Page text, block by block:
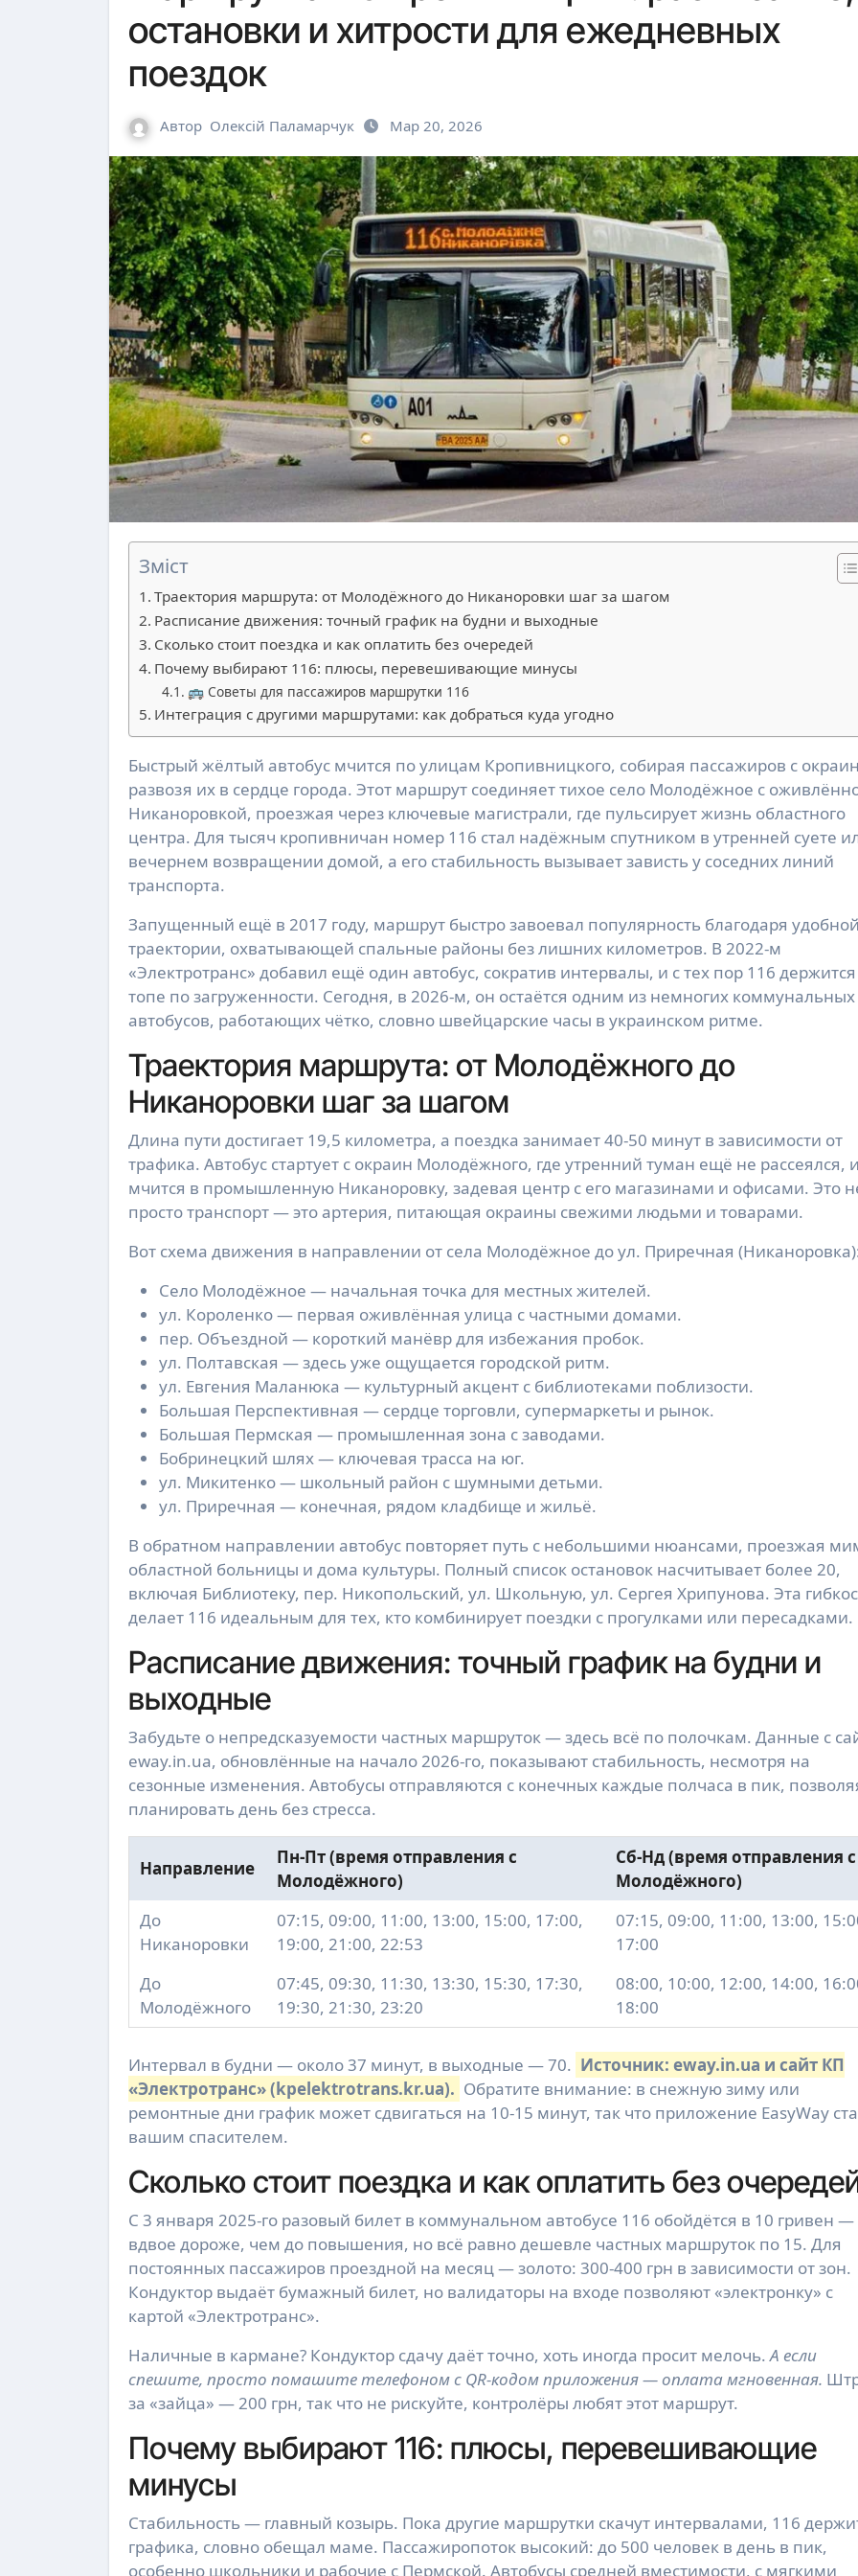
остановки и хитрости для ежедневных
поездок
Автор Олексій Паламарчук Мар 20, 2026
Зміст
Траектория маршрута: от Молодёжного до Никаноровки шаг за шагом
Расписание движения: точный график на будни и выходные
Сколько стоит поездка и как оплатить без очередей
Почему выбирают 116: плюсы, перевешивающие минусы
🚌 Советы для пассажиров маршрутки 116
Интеграция с другими маршрутами: как добраться куда угодно
Быстрый жёлтый автобус мчится по улицам Кропивницкого, собирая пассажиров с окраин и
развозя их в сердце города. Этот маршрут соединяет тихое село Молодёжное с
Никаноровкой, проезжая через ключевые магистрали, где пульсирует жизнь областного
центра. Для тысяч кропивничан номер 116 стал надёжным спутником в утренней суете
вечернем возвращении домой, а его стабильность вызывает зависть у соседних линий
транспорта.
Запущенный ещё в 2017 году, маршрут быстро завоевал популярность благодаря удобной
траектории, охватывающей спальные районы без лишних километров. В 2022-м
«Электротранс» добавил ещё один автобус, сократив интервалы, и с тех пор 116
топе по загруженности. Сегодня, в 2026-м, он остаётся одним из немногих коммунальных
автобусов, работающих чётко, словно швейцарские часы в украинском ритме.
Траектория маршрута: от Молодёжного до
Никаноровки шаг за шагом
Длина пути достигает 19,5 километра, а поездка занимает 40-50 минут в зависимости от
трафика. Автобус стартует с окраин Молодёжного, где утренний туман ещё не рассеялся, и
мчится в промышленную Никаноровку, задевая центр с его магазинами и офисами. Это
просто транспорт — это артерия, питающая окраины свежими людьми и товарами.
Вот схема движения в направлении от села Молодёжное до ул. Приречная
Село Молодёжное — начальная точка для местных жителей.
ул. Короленко — первая оживлённая улица с частными домами.
пер. Объездной — короткий манёвр для избежания пробок.
ул. Полтавская — здесь уже ощущается городской ритм.
ул. Евгения Маланюка — культурный акцент с библиотеками поблизости.
Большая Перспективная — сердце торговли, супермаркеты и рынок.
Большая Пермская — промышленная зона с заводами.
Бобринецкий шлях — ключевая трасса на юг.
ул. Микитенко — школьный район с шумными детьми.
ул. Приречная — конечная, рядом кладбище и жильё.
В обратном направлении автобус повторяет путь с небольшими нюансами, проезжая
областной больницы и дома культуры. Полный список остановок насчитывает более 20,
включая Библиотеку, пер. Никопольский, ул. Школьную, ул. Сергея Хрипунова. Эта
делает 116 идеальным для тех, кто комбинирует поездки с прогулками или пересадками.
Расписание движения: точный график на будни и
выходные
Забудьте о непредсказуемости частных маршруток — здесь всё по полочкам. Данные с
eway.in.ua, обновлённые на начало 2026-го, показывают стабильность, несмотря на
сезонные изменения. Автобусы отправляются с конечных каждые полчаса в пик,
планировать день без стресса.
Направление
Пн-Пт (время отправления с
Молодёжного)
Сб-Нд (время отправления с
Молодёжного)
До
Никаноровки
07:15, 09:00, 11:00, 13:00, 15:00, 17:00,
19:00, 21:00, 22:53
07:15, 09:00, 11:00, 13:00,
17:00
До
Молодёжного
07:45, 09:30, 11:30, 13:30, 15:30, 17:30,
19:30, 21:30, 23:20
08:00, 10:00, 12:00, 14:00,
18:00
Интервал в будни — около 37 минут, в выходные — 70. Источник: eway.in.ua и сайт КП
«Электротранс» (kpelektrotrans.kr.ua). Обратите внимание: в снежную зиму или
ремонтные дни график может сдвигаться на 10-15 минут, так что приложение EasyWay
вашим спасителем.
Сколько стоит поездка и как оплатить без
С 3 января 2025-го разовый билет в коммунальном автобусе 116 обойдётся в 10 гривен —
вдвое дороже, чем до повышения, но всё равно дешевле частных маршруток по 15. Для
постоянных пассажиров проездной на месяц — золото: 300-400 грн в зависимости от зон.
Кондуктор выдаёт бумажный билет, но валидаторы на входе позволяют «электронку» с
картой «Электротранс».
Наличные в кармане? Кондуктор сдачу даёт точно, хоть иногда просит мелочь. А если
спешите, просто помашите телефоном с QR-кодом приложения — оплата мгновенная.
за «зайца» — 200 грн, так что не рискуйте, контролёры любят этот маршрут.
Почему выбирают 116: плюсы, перевешивающие
минусы
Стабильность — главный козырь. Пока другие маршрутки скачут интервалами, 116
графика, словно обещал маме. Пассажиропоток высокий: до 500 человек в день в пик,
особенно школьники и рабочие с Пермской. Автобусы средней вместимости, с мягкими